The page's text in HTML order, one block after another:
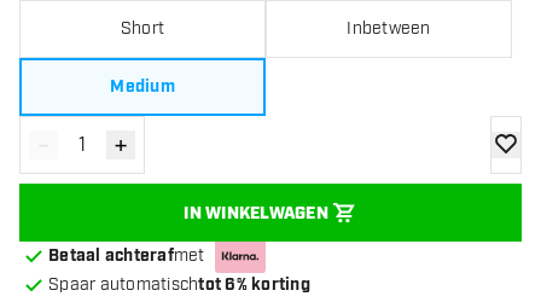
Short Inbetween
Medium
Verminder hoeveelheid
- Verhoog hoeveelheid
+
IN WINKELWAGEN
Betaal achterafmet
Spaar automatischtot 6% korting